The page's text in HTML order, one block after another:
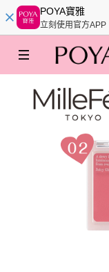
POYA寶雅
立刻使用官方APP